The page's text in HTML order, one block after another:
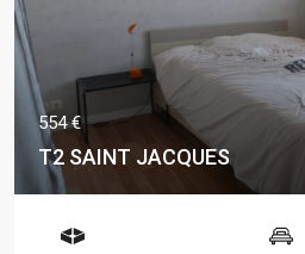
554 €
T2 SAINT JACQUES